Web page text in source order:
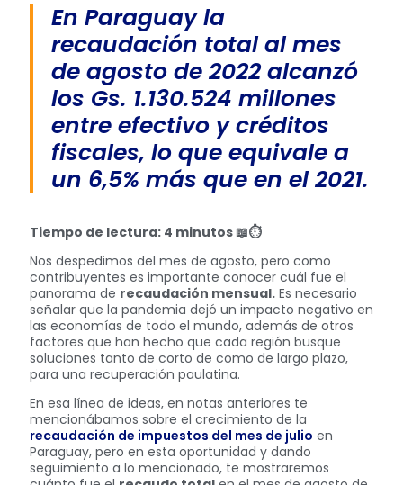
En Paraguay la
recaudación total al mes
de agosto de 2022 alcanzó
los Gs. 1.130.524 millones
entre efectivo y créditos
fiscales, lo que equivale a
un 6,5% más que en el 2021.
Tiempo de lectura: 4 minutos 📖⏱️
Nos despedimos del mes de agosto, pero como
contribuyentes es importante conocer cuál fue el
panorama de recaudación mensual. Es necesario
señalar que la pandemia dejó un impacto negativo en
las economías de todo el mundo, además de otros
factores que han hecho que cada región busque
soluciones tanto de corto de como de largo plazo,
para una recuperación paulatina.
En esa línea de ideas, en notas anteriores te
mencionábamos sobre el crecimiento de la
recaudación de impuestos del mes de julio en
Paraguay, pero en esta oportunidad y dando
seguimiento a lo mencionado, te mostraremos